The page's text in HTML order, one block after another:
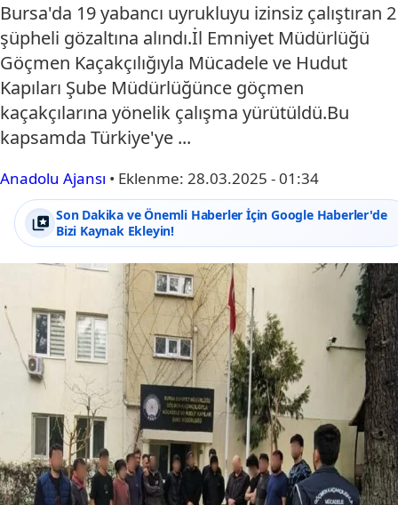
Bursa'da 19 yabancı uyrukluyu izinsiz çalıştıran 2
şüpheli gözaltına alındı.İl Emniyet Müdürlüğü
Göçmen Kaçakçılığıyla Mücadele ve Hudut
Kapıları Şube Müdürlüğünce göçmen
kaçakçılarına yönelik çalışma yürütüldü.Bu
kapsamda Türkiye'ye ...
Anadolu Ajansı • Eklenme: 28.03.2025 - 01:34
Son Dakika ve Önemli Haberler İçin Google Haberler'de
Bizi Kaynak Ekleyin!